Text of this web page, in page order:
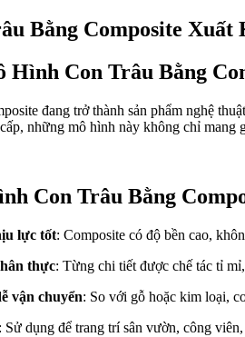
Bằng Composite
Hình Con Trâu Bằng
đang trở thành sản phẩm nghệ
những mô hình này không chỉ
Con Trâu Bằng
lực tốt: Composite có độ bền cao,
thực: Từng chi tiết được chế tác tỉ
vận chuyển: So với gỗ hoặc kim loại,
: Sử dụng để trang trí sân vườn, công